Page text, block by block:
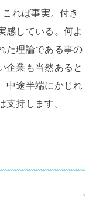
れば事実。付き
感している。何よ
た理論である事の
企業も当然あると
中途半端にかじれ
持します。